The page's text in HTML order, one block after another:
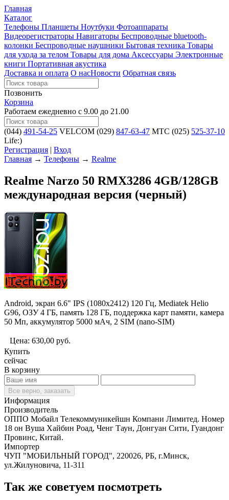
Главная
Каталог
Телефоны Планшеты Ноутбуки Фотоаппараты
Видеорегистраторы Навигаторы Беспроводные bluetooth-
колонки Беспроводные наушники Бытовая техника Товары
для ухода за телом Товары для дома Аксессуары Электронные
книги Портативная акустика
Доставка и оплата О насНовости Обратная связь
Позвонить
Корзина
Работаем ежедневно с 9.00 до 21.00
(044) 491-54-25 VELCOM (029) 847-63-47 MTC (025) 525-37-10
Life:)
Регистрация | Вход
Главная → Телефоны → Realme
Realme Narzo 50 RMX3286 4GB/128GB
международная версия (черный)
Android, экран 6.6" IPS (1080x2412) 120 Гц, Mediatek Helio
G96, ОЗУ 4 ГБ, память 128 ГБ, поддержка карт памяти, камера
50 Мп, аккумулятор 5000 мАч, 2 SIM (nano-SIM)
Цена: 630,00 руб.
Купить
сейчас
В корзину
Все верно, заказать
Информация
Производитель
ОППО Мобайл Телекоммуникейшн Компани Лимитед. Номер
18 он Вуша Хайбин Роад, Ченг Таун, Донгуан Сити, Гуандонг
Провинс, Китай.
Импортер
ЧУП "МОБИЛЬНЫЙ ГОРОД", 220026, РБ, г.Минск,
ул.Жилуновича, 11-311
Так же советуем посмотреть